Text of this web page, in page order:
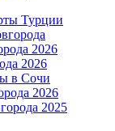
Турции
2026
2026
в Сочи
2026
2025